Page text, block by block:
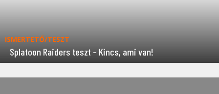
ISMERTETŐ/TESZT
Splatoon Raiders teszt – Kincs, ami van!